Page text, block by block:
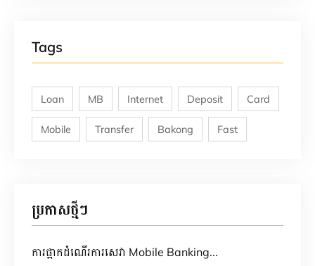
Tags
Loan MB Internet Deposit Card
Mobile Transfer Bakong Fast
ប្រកាសថ្មីៗ
ការផ្អាកដំណើរការសេវា Mobile Banking...